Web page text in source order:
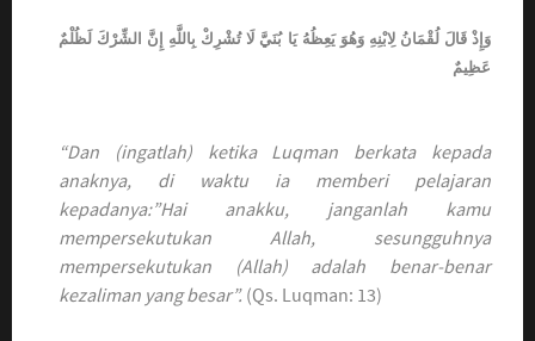
وَإِذْ قَالَ لُقْمَانُ لِابْنِهِ وَهُوَ يَعِظُهُ يَا بُنَيَّ لَا تُشْرِكْ بِاللَّهِ إِنَّ الشِّرْكَ لَظُلْمٌ
عَظِيمٌ
“Dan (ingatlah) ketika Luqman berkata kepada
anaknya, di waktu ia memberi pelajaran
kepadanya:”Hai anakku, janganlah kamu
mempersekutukan Allah, sesungguhnya
mempersekutukan (Allah) adalah benar-benar
kezaliman yang besar”. (Qs. Luqman: 13)